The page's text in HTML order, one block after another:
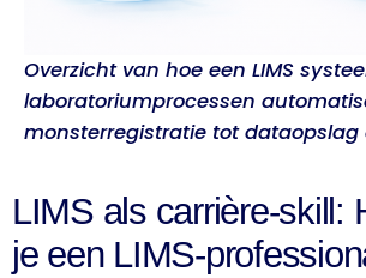
Overzicht van hoe een LIMS
laboratoriumprocessen
monsterregistratie tot dataopslag
LIMS als carrière-skill:
je een LIMS-